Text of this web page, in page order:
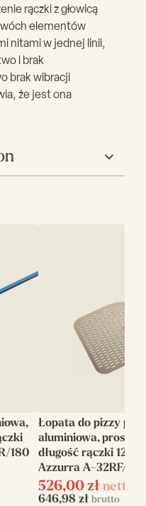
rączki z głowicą
elementów
nitami w jednej linii,
i brak
brak wibracji
że jest ona
180
Łopata do pizzy
aluminiowa,
długość rączki
Azzurra A-32RF/120
526,00 zł netto
646,98 zł brutto